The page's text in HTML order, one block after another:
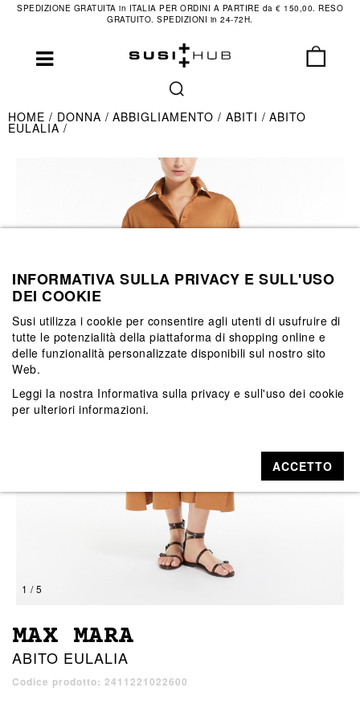
SPEDIZIONE GRATUITA in ITALIA PER ORDINI A PARTIRE da € 150,00. RESO
GRATUITO. SPEDIZIONI in 24-72H.
HOME DONNA ABBIGLIAMENTO ABITI ABITO
EULALIA
1 / 5
MAX MARA
ABITO EULALIA
Codice prodotto: 2411221022600
INFORMATIVA SULLA PRIVACY E SULL'USO
DEI COOKIE
Susi utilizza i cookie per consentire agli utenti di usufruire di
tutte le potenzialità della piattaforma di shopping online e
delle funzionalità personalizzate disponibili sul nostro sito
Web.
Leggi la nostra Informativa sulla privacy e sull'uso dei cookie
per ulteriori informazioni.
ACCETTO